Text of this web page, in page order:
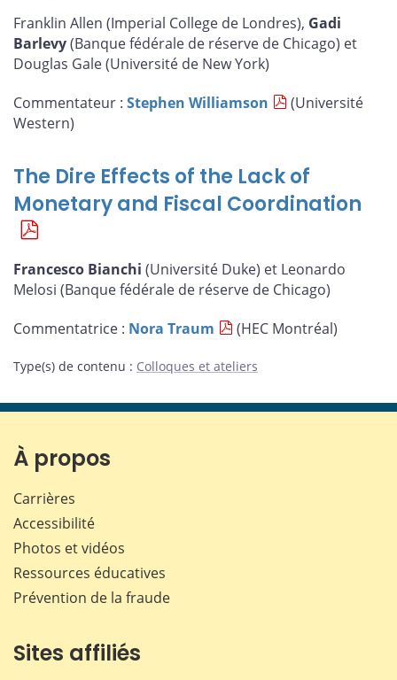
Franklin Allen (Imperial College de Londres), Gadi
Barlevy(Banque fédérale de réserve de Chicago) et
Douglas Gale (Université de New York)
Commentateur : Stephen Williamson
(Université
Western)
The Dire Effects of the Lack of
Monetary and Fiscal Coordination
Francesco Bianchi (Université Duke) et Leonardo
Melosi (Banque fédérale de réserve de Chicago)
Commentatrice : Nora Traum (HEC Montréal)
Type(s) de contenu : Colloques et ateliers
À propos
Carrières
Accessibilité
Photos et vidéos
Ressources éducatives
Prévention de la fraude
Sites affiliés